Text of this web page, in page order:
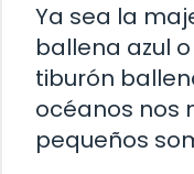
Ya sea la
ballena azul
tiburón
océanos nos
pequeños